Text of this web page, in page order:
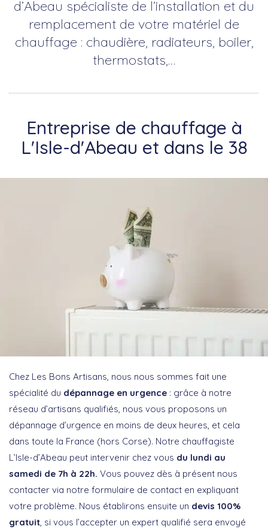
d’Abeau spécialiste de l’installation et du
remplacement de votre matériel de
chauffage : chaudière, radiateurs, boiler,
thermostats,…
Entreprise de chauffage à
L'Isle-d'Abeau et dans le 38
Chez Les Bons Artisans, nous nous sommes fait une
spécialité du dépannage en urgence : grâce à notre
réseau d’artisans qualifiés, nous vous proposons un
dépannage d’urgence en moins de deux heures, et cela
dans toute la France (hors Corse). Notre chauffagiste
L’Isle-d’Abeau peut intervenir chez vous du lundi au
samedi de 7h à 22h. Vous pouvez dès à présent nous
contacter via notre formulaire de contact en expliquant
votre problème. Nous établirons ensuite un devis 100%
gratuit, si vous l’accepter un expert qualifié sera envoyé